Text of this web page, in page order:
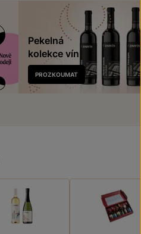
Pekelná
kolekce vín
PROZKOUMAT